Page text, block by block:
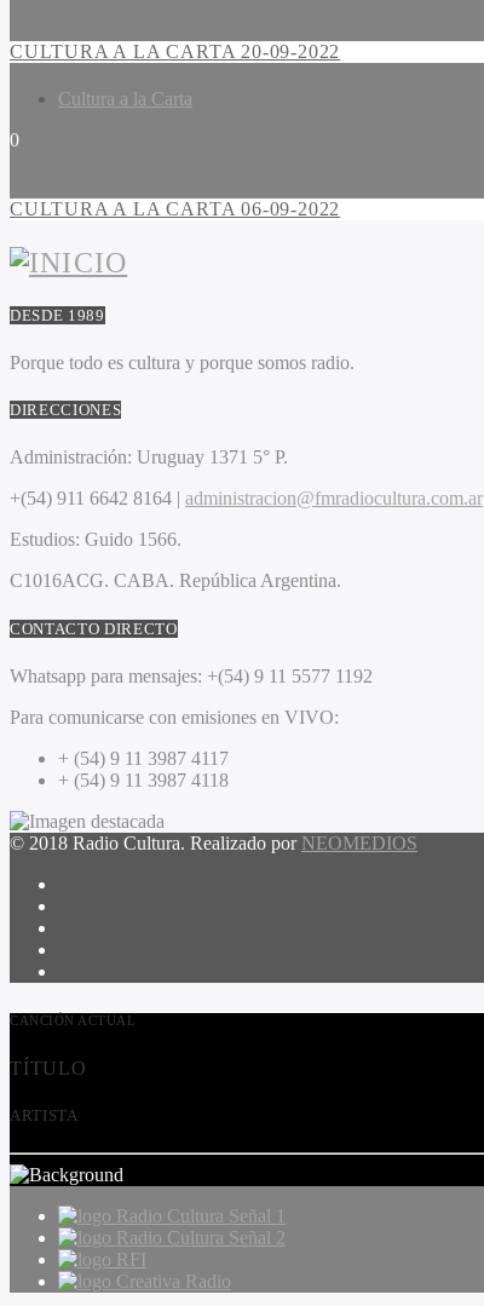
CULTURA A LA CARTA 20-09-2022
Cultura a la Carta
0
CULTURA A LA CARTA 06-09-2022
DESDE 1989
Porque todo es cultura y porque somos radio.
DIRECCIONES
Administración: Uruguay 1371 5° P.
+(54) 911 6642 8164 | administracion@fmradiocultura.com.ar
Estudios: Guido 1566.
C1016ACG. CABA. República Argentina.
CONTACTO DIRECTO
Whatsapp para mensajes: +(54) 9 11 5577 1192
Para comunicarse con emisiones en VIVO:
+ (54) 9 11 3987 4117
+ (54) 9 11 3987 4118
© 2018 Radio Cultura. Realizado por NEOMEDIOS
CANCIÓN ACTUAL
TÍTULO
ARTISTA
Radio Cultura Señal 1
Radio Cultura Señal 2
RFI
Creativa Radio